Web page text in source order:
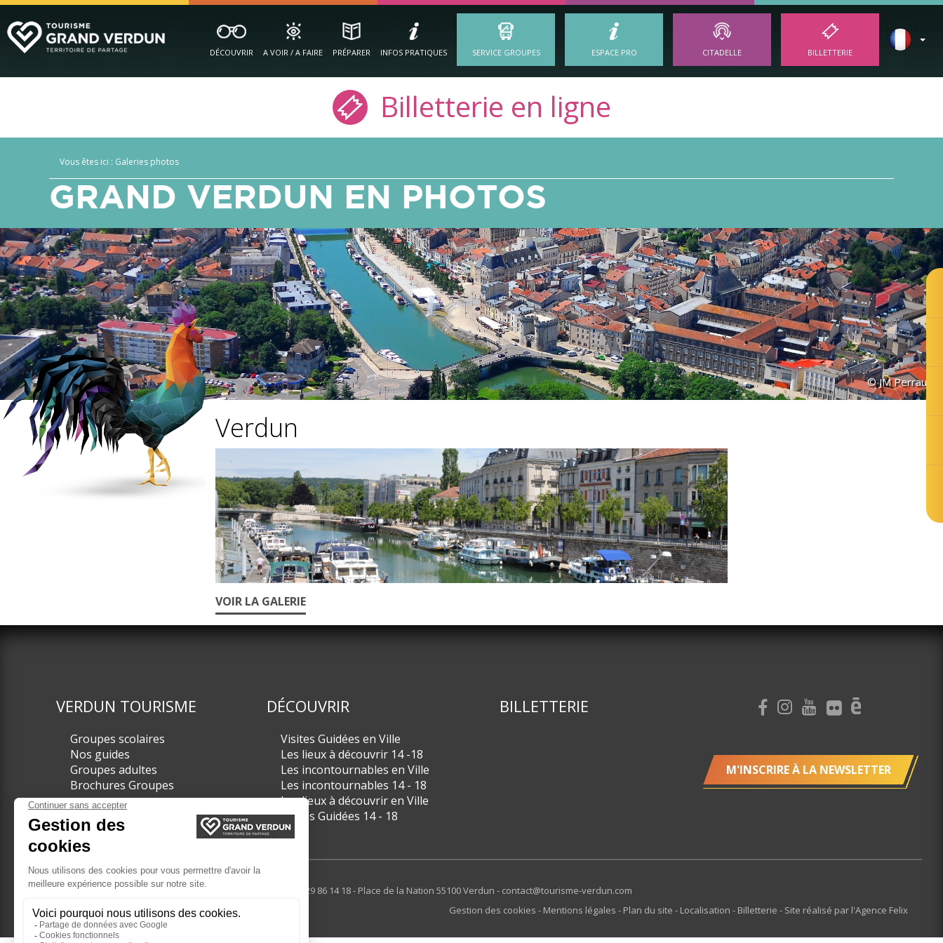
DÉCOUVRIR A VOIR / A FAIRE PRÉPARER INFOS PRATIQUES SERVICE GROUPES ESPACE PRO CITADELLE BILLETTERIE
Billetterie en ligne
Vous êtes ici : Galeries photos
GRAND VERDUN EN PHOTOS
© JM Perraux
Verdun
VOIR LA GALERIE
VERDUN TOURISME
Groupes scolaires
Nos guides
Groupes adultes
Brochures Groupes
DÉCOUVRIR
Visites Guidées en Ville
Les lieux à découvrir 14 -18
Les incontournables en Ville
Les incontournables 14 - 18
Les lieux à découvrir en Ville
Visites Guidées 14 - 18
BILLETTERIE
M'INSCRIRE À LA NEWSLETTER
© 2017 - 2024 - Tourisme Grand Verdun - Tél. +33(0) 3 29 86 14 18 - Place de la Nation 55100 Verdun - contact@tourisme-verdun.com
Gestion des cookies
Mentions légales Plan du site Localisation Billetterie Site réalisé par l'Agence Felix